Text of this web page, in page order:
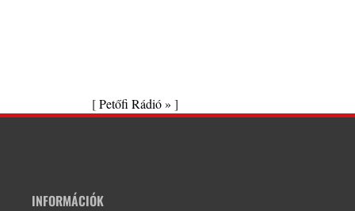
[Petőfi Rádió » ]
INFORMÁCIÓK